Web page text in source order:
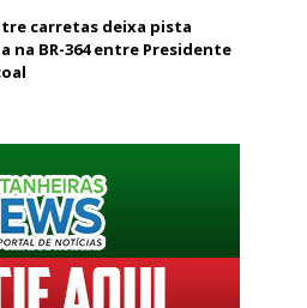
carretas deixa pista
na BR-364 entre Presidente